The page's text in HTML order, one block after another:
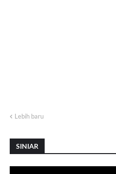
Lebih baru
SINIAR